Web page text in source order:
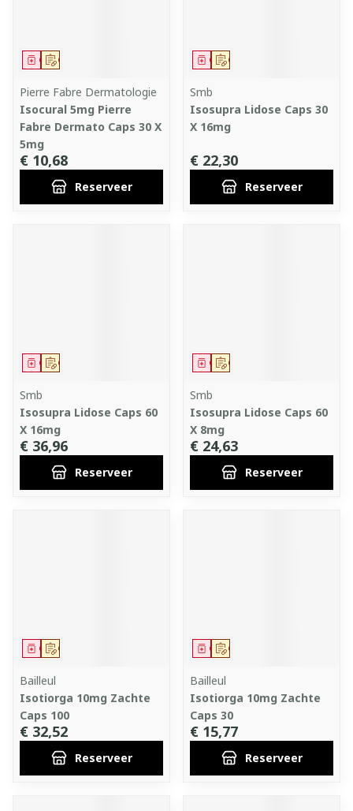
Op voorschrift
Geneesmiddel
Pierre Fabre Dermatologie
Isocural 5mg Pierre
Fabre Dermato Caps 30 X
5mg
€ 10,68
Reserveer
Op voorschrift
Geneesmiddel
Smb
Isosupra Lidose Caps 30
X 16mg
€ 22,30
Reserveer
Op voorschrift
Geneesmiddel
Smb
Isosupra Lidose Caps 60
X 16mg
€ 36,96
Reserveer
Op voorschrift
Geneesmiddel
Smb
Isosupra Lidose Caps 60
X 8mg
€ 24,63
Reserveer
Op voorschrift
Geneesmiddel
Bailleul
Isotiorga 10mg Zachte
Caps 100
€ 32,52
Reserveer
Op voorschrift
Geneesmiddel
Bailleul
Isotiorga 10mg Zachte
Caps 30
€ 15,77
Reserveer